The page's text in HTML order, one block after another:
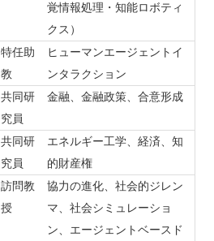
覚情報処理・知能ロボティ
クス）
特任助
教
ヒューマンエージェントイ
ンタラクション
共同研
究員
金融、金融政策、合意形成
共同研
究員
エネルギー工学、経済、知
的財産権
訪問教
授
協力の進化、社会的ジレン
マ、社会シミュレーショ
ン、エージェントベースド